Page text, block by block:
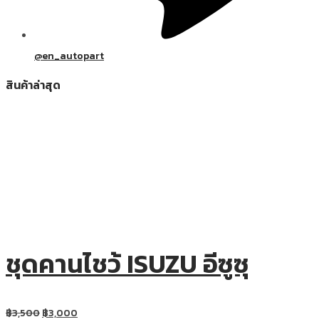
@en_autopart
สินค้าล่าสุด
ชุดคานไชว้ ISUZU อีซูซุ
฿3,500฿3,000